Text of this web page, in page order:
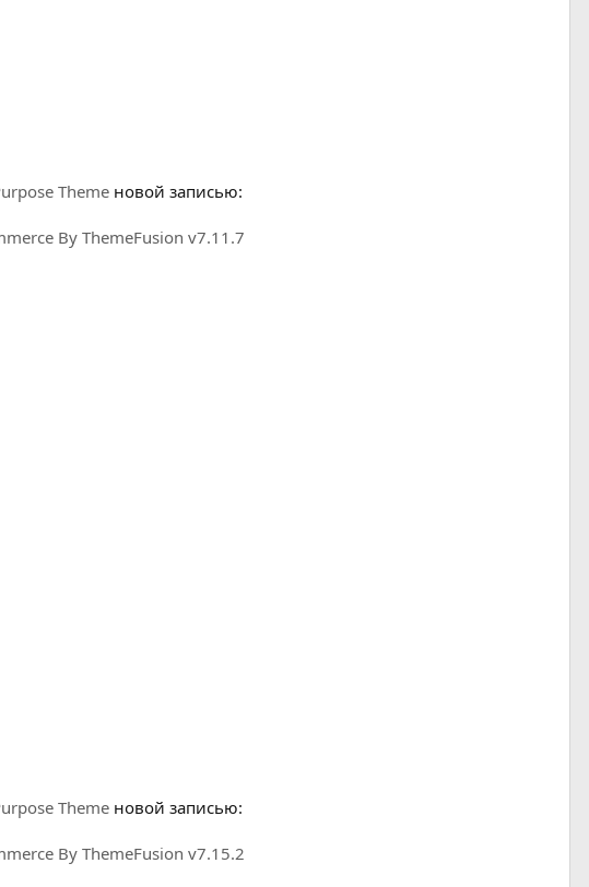
Theme новой записью:
By ThemeFusion v7.11.7
Theme новой записью:
By ThemeFusion v7.15.2